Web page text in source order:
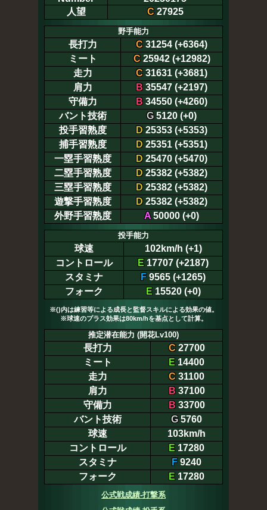
人望
C27925
野手能力
長打力 C 31254 (+6364)
ミート
C25942 (+12982)
走力
C 31631 (+3681)
肩力
B 35547 (+2197)
守備力
B 34550 (+4260)
バント技術
G5120 (+0)
投手習熟度
D 25353 (+5353)
捕手習熟度
D 25351 (+5351)
一塁手習熟度
D 25470 (+5470)
二塁手習熟度
D 25382 (+5382)
三塁手習熟度
D 25382 (+5382)
遊撃手習熟度
D 25382 (+5382)
外野手習熟度
A50000 (+0)
投手能力
球速
102km/h (+1)
コントロール
E 17707 (+2187)
スタミナ
F 9565 (+1265)
フォーク
E15520 (+0)
※()内は練習等による成長と監督スキルによる効果の値。
※球速のプラス効果は80km/hを基点として計算。
推定潜在能力 (開花Lv100)
長打力 C27700
ミート
E 14400
走力
C 31100
肩力
B37100
守備力
B33700
バント技術
G5760
球速
103km/h
コントロール
E 17280
スタミナ
F 9240
フォーク
E 17280
公式戦成績-打撃系